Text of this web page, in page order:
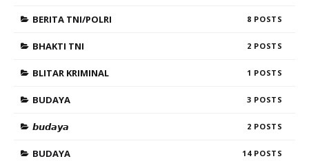
BERITA TNI/POLRI 8
BHAKTI TNI 2
BLITAR KRIMINAL 1
BUDAYA 3
𝙗𝙪𝙙𝙖𝙮𝙖 2
BUDAYA 14